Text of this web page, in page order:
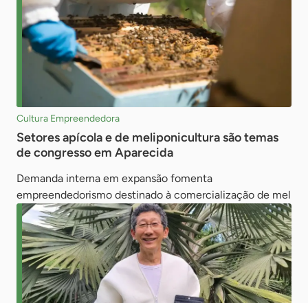
Cultura Empreendedora
Setores apícola e de meliponicultura são temas
de congresso em Aparecida
Demanda interna em expansão fomenta
empreendedorismo destinado à comercialização de mel